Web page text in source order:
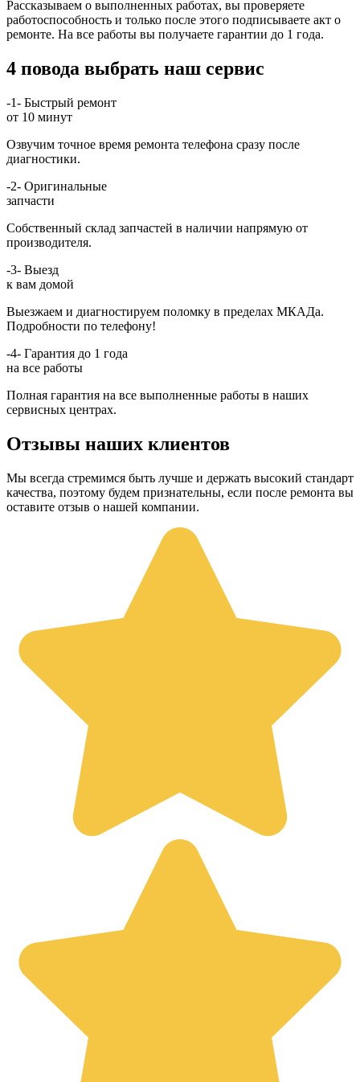
Рассказываем о выполненных работах, вы проверяете
работоспособность и только после этого подписываете акт о
ремонте. На все работы вы получаете гарантии до 1 года.
4 повода выбрать наш сервис
-1- Быстрый ремонт
от 10 минут
Озвучим точное время ремонта телефона сразу после
диагностики.
-2- Оригинальные
запчасти
Собственный склад запчастей в наличии напрямую от
производителя.
-3- Выезд
к вам домой
Выезжаем и диагностируем поломку в пределах МКАДа.
Подробности по телефону!
-4- Гарантия до 1 года
на все работы
Полная гарантия на все выполненные работы в наших
сервисных центрах.
Отзывы наших клиентов
Мы всегда стремимся быть лучше и держать высокий стандарт
качества, поэтому будем признательны, если после ремонта вы
оставите отзыв о нашей компании.